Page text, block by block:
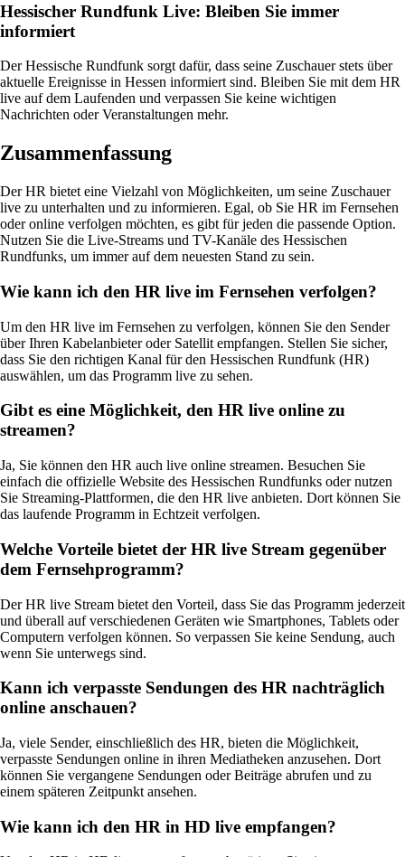
Hessischer Rundfunk Live: Bleiben Sie immer
informiert
Der Hessische Rundfunk sorgt dafür, dass seine Zuschauer stets über
aktuelle Ereignisse in Hessen informiert sind. Bleiben Sie mit dem HR
live auf dem Laufenden und verpassen Sie keine wichtigen
Nachrichten oder Veranstaltungen mehr.
Zusammenfassung
Der HR bietet eine Vielzahl von Möglichkeiten, um seine Zuschauer
live zu unterhalten und zu informieren. Egal, ob Sie HR im Fernsehen
oder online verfolgen möchten, es gibt für jeden die passende Option.
Nutzen Sie die Live-Streams und TV-Kanäle des Hessischen
Rundfunks, um immer auf dem neuesten Stand zu sein.
Wie kann ich den HR live im Fernsehen verfolgen?
Um den HR live im Fernsehen zu verfolgen, können Sie den Sender
über Ihren Kabelanbieter oder Satellit empfangen. Stellen Sie sicher,
dass Sie den richtigen Kanal für den Hessischen Rundfunk (HR)
auswählen, um das Programm live zu sehen.
Gibt es eine Möglichkeit, den HR live online zu
streamen?
Ja, Sie können den HR auch live online streamen. Besuchen Sie
einfach die offizielle Website des Hessischen Rundfunks oder nutzen
Sie Streaming-Plattformen, die den HR live anbieten. Dort können Sie
das laufende Programm in Echtzeit verfolgen.
Welche Vorteile bietet der HR live Stream gegenüber
dem Fernsehprogramm?
Der HR live Stream bietet den Vorteil, dass Sie das Programm jederzeit
und überall auf verschiedenen Geräten wie Smartphones, Tablets oder
Computern verfolgen können. So verpassen Sie keine Sendung, auch
wenn Sie unterwegs sind.
Kann ich verpasste Sendungen des HR nachträglich
online anschauen?
Ja, viele Sender, einschließlich des HR, bieten die Möglichkeit,
verpasste Sendungen online in ihren Mediatheken anzusehen. Dort
können Sie vergangene Sendungen oder Beiträge abrufen und zu
einem späteren Zeitpunkt ansehen.
Wie kann ich den HR in HD live empfangen?